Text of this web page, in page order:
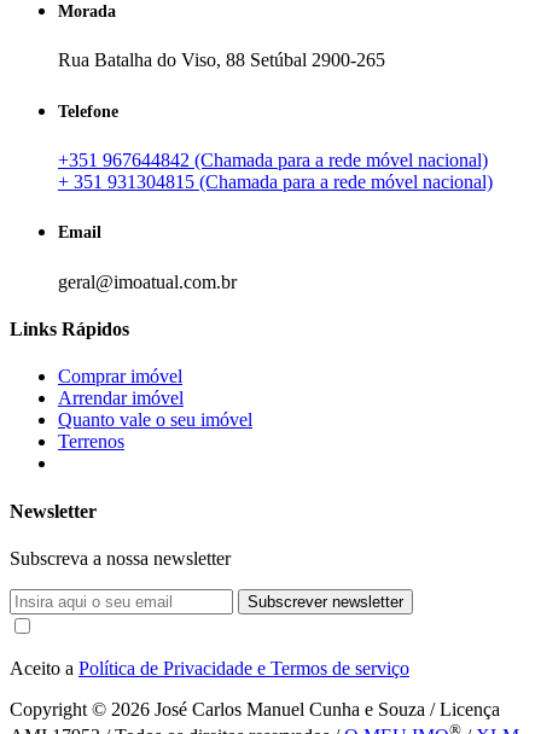
Morada
Rua Batalha do Viso, 88 Setúbal 2900-265
Telefone
+351 967644842 (Chamada para a rede móvel nacional)
+ 351 931304815 (Chamada para a rede móvel nacional)
Email
geral@imoatual.com.br
Links Rápidos
Comprar imóvel
Arrendar imóvel
Quanto vale o seu imóvel
Terrenos
Newsletter
Subscreva a nossa newsletter
Subscrever newsletter
Aceito a Política de Privacidade e Termos de serviço
Copyright © 2026 José Carlos Manuel Cunha e Souza / Licença
®